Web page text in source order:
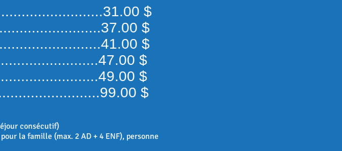
$
$
$
$
$
$
consécutif)
la famille (max. 2 AD + 4 ENF), personne